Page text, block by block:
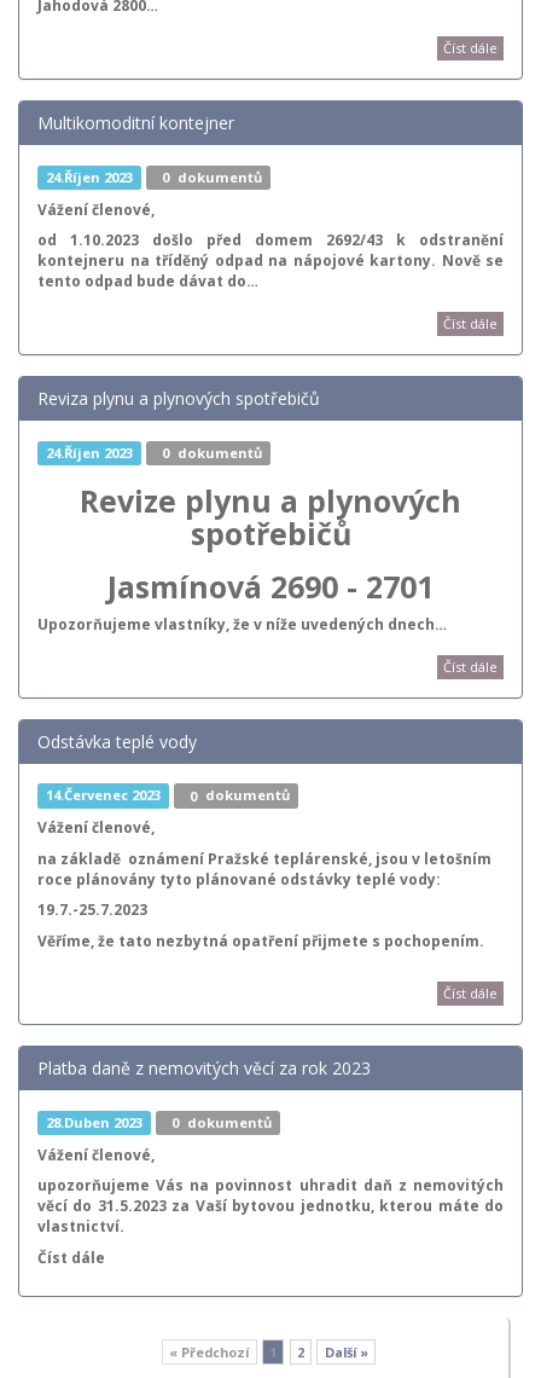
Jahodová 2800…
Číst dále
Multikomoditní kontejner
24.Říjen 2023 0 dokumentů
Vážení členové,
od 1.10.2023 došlo před domem 2692/43 k odstranění
kontejneru na tříděný odpad na nápojové kartony. Nově se
tento odpad bude dávat do…
Číst dále
Reviza plynu a plynových spotřebičů
24.Říjen 2023 0 dokumentů
Revize plynu a plynových
spotřebičů
Jasmínová 2690 - 2701
Upozorňujeme vlastníky, že v níže uvedených dnech…
Číst dále
Odstávka teplé vody
14.Červenec 2023 0 dokumentů
Vážení členové,
na základě oznámení Pražské teplárenské, jsou v letošním
roce plánovány tyto plánované odstávky teplé vody:
19.7.-25.7.2023
Věříme, že tato nezbytná opatření přijmete s pochopením.
Číst dále
Platba daně z nemovitých věcí za rok 2023
28.Duben 2023 0 dokumentů
Vážení členové,
upozorňujeme Vás na povinnost uhradit daň z nemovitých
věcí do 31.5.2023za Vaší bytovou jednotku, kterou máte do
vlastnictví.
Číst dále
« Předchozí 1 2 Další »